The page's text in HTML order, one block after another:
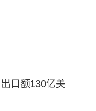
口额130亿美